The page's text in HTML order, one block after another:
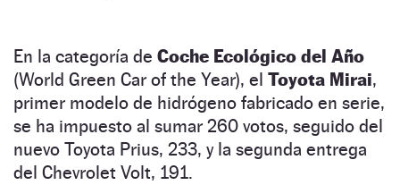
En la categoría de Coche Ecológico del Año
(World Green Car of the Year), el Toyota Mirai,
primer modelo de hidrógeno fabricado en serie,
se ha impuesto al sumar 260 votos, seguido del
nuevo Toyota Prius, 233, y la segunda entrega
del Chevrolet Volt, 191.